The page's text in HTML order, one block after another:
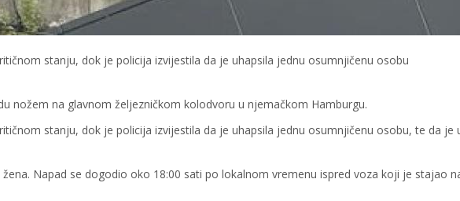
stanju, dok je policija izvijestila da je uhapsila jednu osumnjičenu osobu
nožem na glavnom željezničkom kolodvoru u njemačkom Hamburgu.
stanju, dok je policija izvijestila da je uhapsila jednu osumnjičenu osobu, te da je
Napad se dogodio oko 18:00 sati po lokalnom vremenu ispred voza koji je stajao